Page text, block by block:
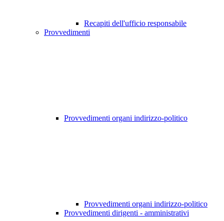
Recapiti dell'ufficio responsabile
Provvedimenti
Provvedimenti organi indirizzo-politico
Provvedimenti organi indirizzo-politico
Provvedimenti dirigenti - amministrativi